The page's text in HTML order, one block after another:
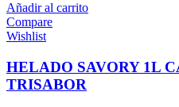
Añadir al carrito
Compare
Wishlist
HELADO SAVORY 1L
TRISABOR